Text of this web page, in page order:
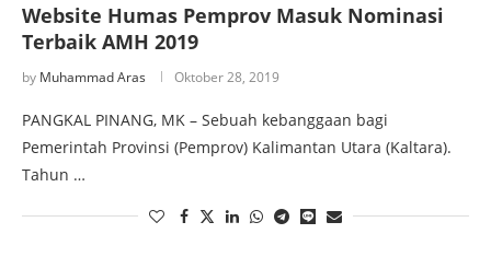
Website Humas Pemprov Masuk Nominasi
Terbaik AMH 2019
by Muhammad Aras Oktober 28, 2019
PANGKAL PINANG, MK – Sebuah kebanggaan bagi
Pemerintah Provinsi (Pemprov) Kalimantan Utara (Kaltara).
Tahun …